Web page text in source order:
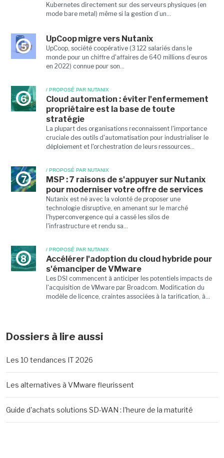
Kubernetes directement sur des serveurs physiques (en
mode bare metal) même si la gestion d’un...
5
UpCoop migre vers Nutanix
UpCoop, société coopérative (3 122 salariés dans le
monde pour un chiffre d'affaires de 640 millions d’euros
en 2022) connue pour son...
6
/ PROPOSÉ PAR NUTANIX
Cloud automation : éviter l'enfermement
propriétaire est la base de toute
stratégie
La plupart des organisations reconnaissent l'importance
cruciale des outils d'automatisation pour industrialiser le
déploiement et l'orchestration de leurs ressources...
7
/ PROPOSÉ PAR NUTANIX
MSP : 7 raisons de s'appuyer sur Nutanix
pour moderniser votre offre de services
Nutanix est né avec la volonté de proposer une
technologie disruptive, en amenant sur le marché
l'hyperconvergence qui a cassé les silos de
l'infrastructure et rendu sa...
8
/ PROPOSÉ PAR NUTANIX
Accélérer l'adoption du cloud hybride pour
s'émanciper de VMware
Les DSI commencent à anticiper les potentiels impacts de
l'acquisition de VMware par Broadcom. Modification du
modèle de licence, craintes associées à la tarification, à...
Dossiers à lire aussi
Les 10 tendances IT 2026
Les alternatives à VMware fleurissent
Guide d'achats solutions SD-WAN : l'heure de la maturité